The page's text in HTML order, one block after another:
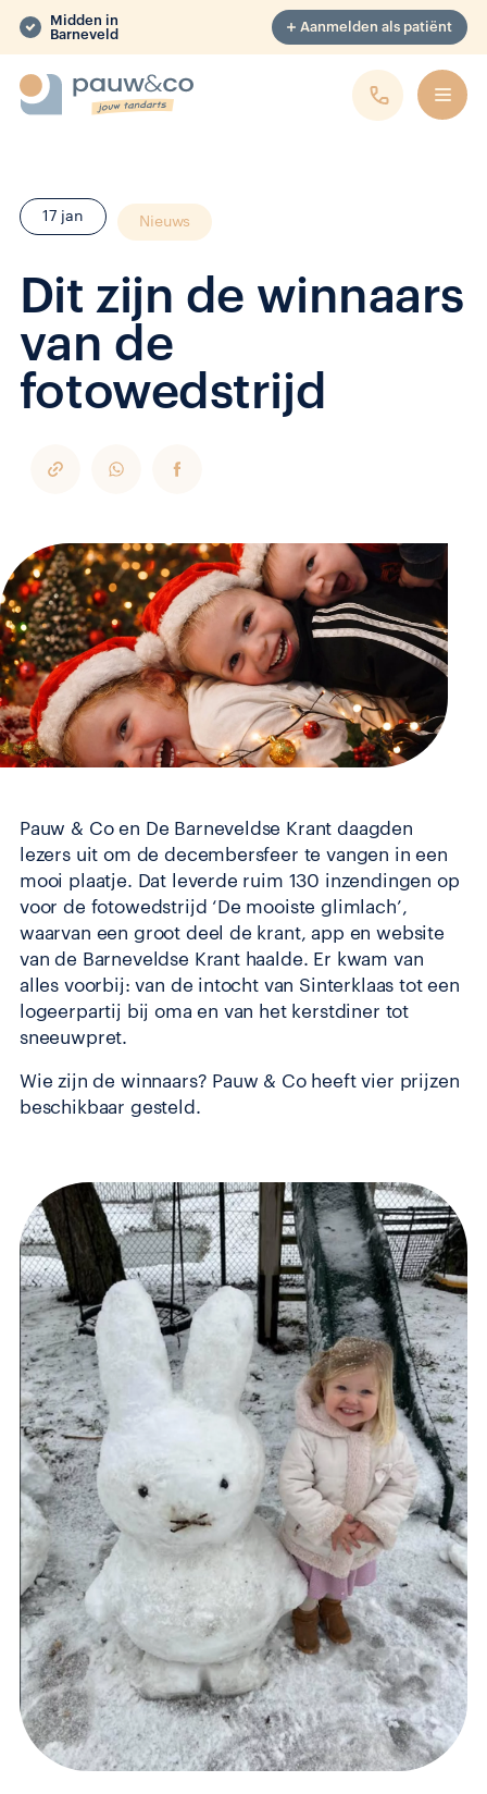
Midden in
Barneveld
Aanmelden als patiënt
17 jan Nieuws
Dit zijn de winnaars
van de
fotowedstrijd
Pauw & Co en De Barneveldse Krant daagden
lezers uit om de decembersfeer te vangen in een
mooi plaatje. Dat leverde ruim 130 inzendingen op
voor de fotowedstrijd ‘De mooiste glimlach’,
waarvan een groot deel de krant, app en website
van de Barneveldse Krant haalde. Er kwam van
alles voorbij: van de intocht van Sinterklaas tot een
logeerpartij bij oma en van het kerstdiner tot
sneeuwpret.
Wie zijn de winnaars? Pauw & Co heeft vier prijzen
beschikbaar gesteld.